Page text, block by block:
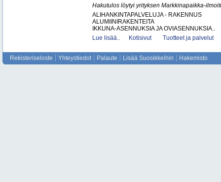
Hakutulos löytyi yrityksen Markkinapaikka-
ALIHANKINTAPALVELUJA - RAKENNUS
ALUMIINIRAKENTEITA
IKKUNA-ASENNUKSIA JA OVIASENNUKSIA..
Lue lisää..
Kotisivut Tuotteet ja palvelut
Rekisteriseloste Yhteystiedot Palaute Lisää Suosikkeihin Hakemisto